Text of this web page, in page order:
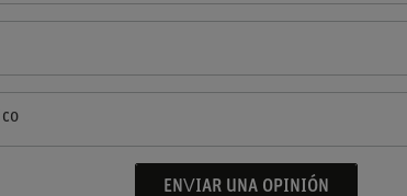
ENVIAR UNA OPINIÓN